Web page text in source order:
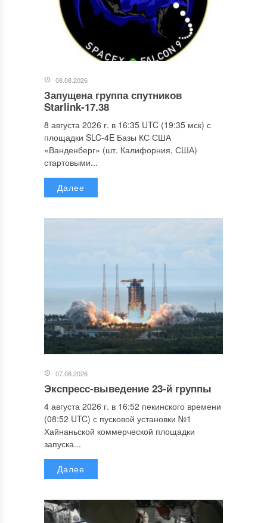
08.08.2026
Запущена группа спутников
Starlink-17.38
8 августа 2026 г. в 16:35 UTC (19:35 мск) с
площадки SLC-4E Базы КС США
«Ванденберг» (шт. Калифорния, США)
стартовыми...
Далее
07.08.2026
Экспресс-выведение 23-й группы
4 августа 2026 г. в 16:52 пекинского времени
(08:52 UTC) с пусковой установки №1
Хайнаньской коммерческой площадки
запуска...
Далее